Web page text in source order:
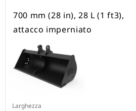
700 mm (28 in), 28 L (1 ft3),
attacco imperniato
Larghezza